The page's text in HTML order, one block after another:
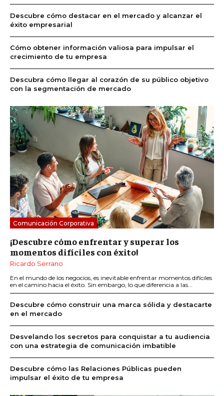
Descubre cómo destacar en el mercado y alcanzar el
éxito empresarial
Cómo obtener información valiosa para impulsar el
crecimiento de tu empresa
Descubra cómo llegar al corazón de su público objetivo
con la segmentación de mercado
Comunicación Corporativa
¡Descubre cómo enfrentar y superar los
momentos difíciles con éxito!
Ricardo Serrano
En el mundo de los negocios, es inevitable enfrentar momentos difíciles
en el camino hacia el éxito. Sin embargo, lo que diferencia a las...
Descubre cómo construir una marca sólida y destacarte
en el mercado
Desvelando los secretos para conquistar a tu audiencia
con una estrategia de comunicación imbatible
Descubre cómo las Relaciones Públicas pueden
impulsar el éxito de tu empresa